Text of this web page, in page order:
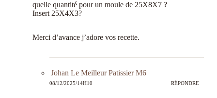
quelle quantité pour un moule de 25X8X7 ?
Insert 25X4X3?
Merci d’avance j’adore vos recette.
Johan Le Meilleur Patissier M6
08/12/2025/14H10 RÉPONDRE